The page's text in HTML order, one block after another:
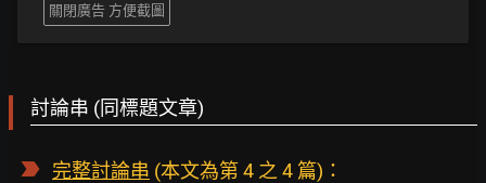
關閉廣告 方便截圖
討論串 (同標題文章)
完整討論串 (本文為第 4 之 4 篇)：